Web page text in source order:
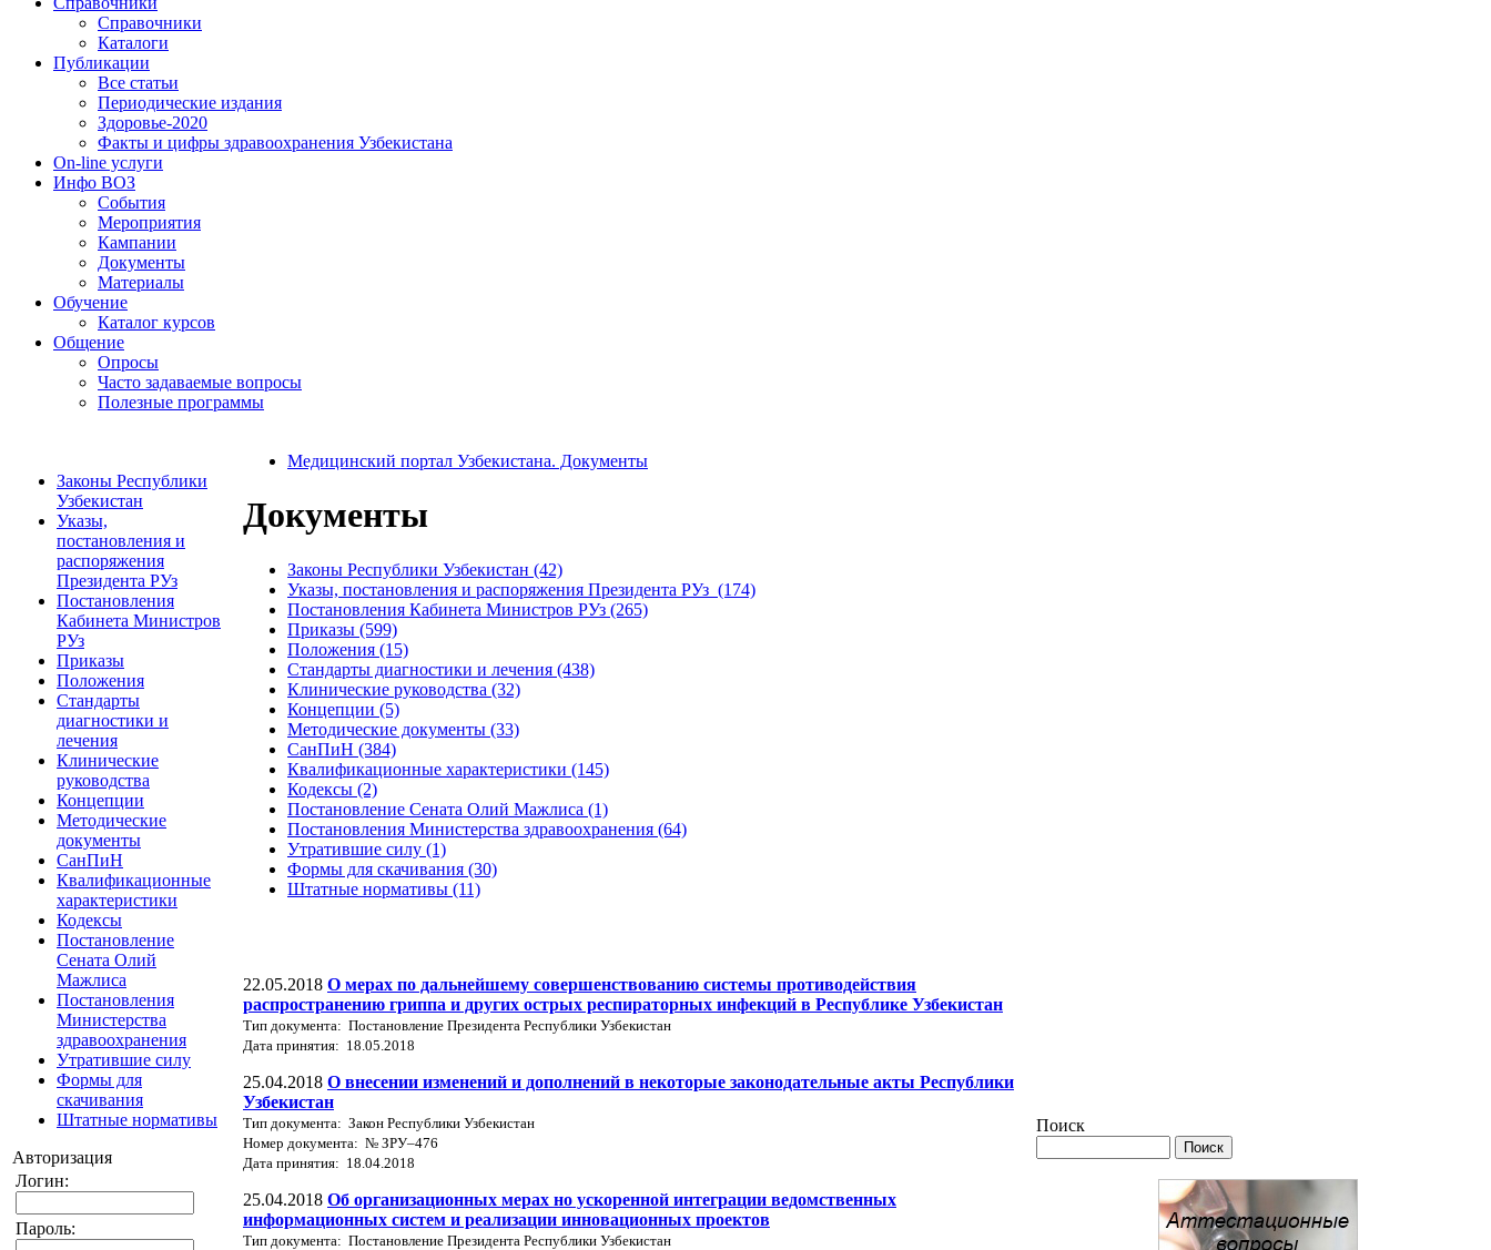
Справочники
Каталоги
Публикации
Все статьи
Периодические издания
Здоровье-2020
Факты и цифры здравоохранения Узбекистана
On-line услуги
Инфо ВОЗ
События
Мероприятия
Кампании
Документы
Материалы
Обучение
Каталог курсов
Общение
Опросы
Часто задаваемые вопросы
Полезные программы
Законы Республики
Узбекистан
Указы,
постановления и
распоряжения
Президента РУз
Постановления
Кабинета Министров
РУз
Приказы
Положения
Стандарты
диагностики и
лечения
Клинические
руководства
Концепции
Методические
документы
СанПиН
Квалификационные
характеристики
Кодексы
Постановление
Сената Олий
Мажлиса
Постановления
Министерства
здравоохранения
Утратившие силу
Формы для
скачивания
Штатные нормативы
Авторизация
Логин:
Пароль:
Медицинский портал Узбекистана. Документы
Документы
Законы Республики Узбекистан (42)
Указы, постановления и распоряжения Президента РУз (174)
Постановления Кабинета Министров РУз (265)
Приказы (599)
Положения (15)
Стандарты диагностики и лечения (438)
Клинические руководства (32)
Концепции (5)
Методические документы (33)
СанПиН (384)
Квалификационные характеристики (145)
Кодексы (2)
Постановление Сената Олий Мажлиса (1)
Постановления Министерства здравоохранения (64)
Утратившие силу (1)
Формы для скачивания (30)
Штатные нормативы (11)
22.05.2018 О мерах по дальнейшему совершенствованию системы противодействия
распространению гриппа и других острых респираторных инфекций в Республике Узбекистан
Тип документа: Постановление Президента Республики Узбекистан
Дата принятия: 18.05.2018
25.04.2018 О внесении изменений и дополнений в некоторые законодательные акты Республики
Узбекистан
Тип документа: Закон Республики Узбекистан
Номер документа: № ЗРУ–476
Дата принятия: 18.04.2018
25.04.2018 Об организационных мерах но ускоренной интеграции ведомственных
информационных систем и реализации инновационных проектов
Тип документа: Постановление Президента Республики Узбекистан
Поиск